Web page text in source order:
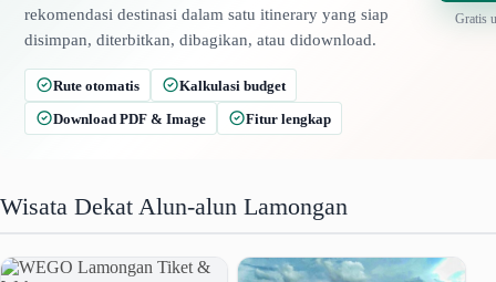
rekomendasi destinasi dalam satu itinerary yang siap
disimpan, diterbitkan, dibagikan, atau didownload.
Rute otomatis
Kalkulasi budget
Download PDF & Image
Fitur lengkap
Gratis
Wisata Dekat Alun-alun Lamongan